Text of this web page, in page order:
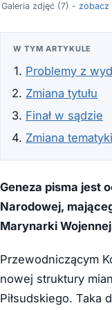
Galeria zdjęć (7) - zobacz
W TYM ARTYKULE
Problemy z
Zmiana tytułu
Finał w sądzie
Zmiana tematyki
Geneza pisma jest
Narodowej,
Marynarki
Przewodniczącym
nowej struktury
Piłsudskiego. Taka